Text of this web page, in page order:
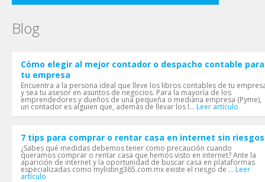
Blog
Cómo elegir al mejor contador o despacho contable para
tu empresa
Encuentra a la persona ideal que lleve los libros contables de tu
y sea tu asesor en asuntos de negocios. Para la mayoría de los
emprendedores y dueños de una pequeña o mediana empresa (Pyme),
un contador es alguien que, además de llevar los l... Leer artículo
7 tips para comprar o rentar casa en internet sin riesgos
¿Sabes qué medidas debemos tener como precaución cuando
queramos comprar o rentar casa que hemos visto en internet? Ante la
aparición de internet y la oportunidad de buscar casa en plataformas
especializadas como mylisting365.com.mx existe el riesgo de ... Leer
artículo